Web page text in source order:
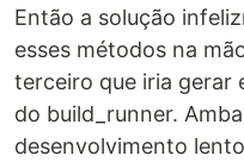
Então a solução
esses métodos na
terceiro que iria gerar
do build_runner.
desenvolvimento